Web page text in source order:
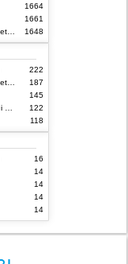
1664
1661
1648
222
187
145
122
118
16
14
14
14
14